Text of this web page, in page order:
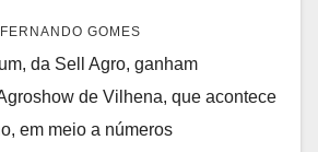
FERNANDO GOMES
da Sell Agro, ganham
de Vilhena, que acontece
em meio a números